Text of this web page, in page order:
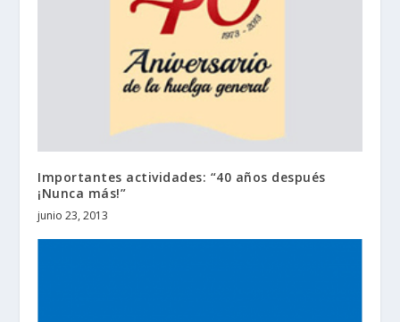
Importantes actividades: “40 años después
¡Nunca más!”
junio 23, 2013